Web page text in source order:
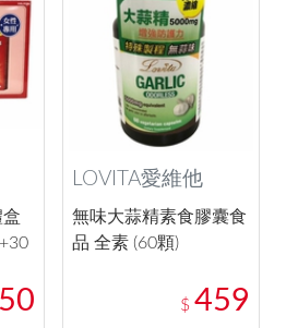
盒
LOVITA愛維他
無味大蒜精素食膠囊食
品 全素 (60顆)
$ 459